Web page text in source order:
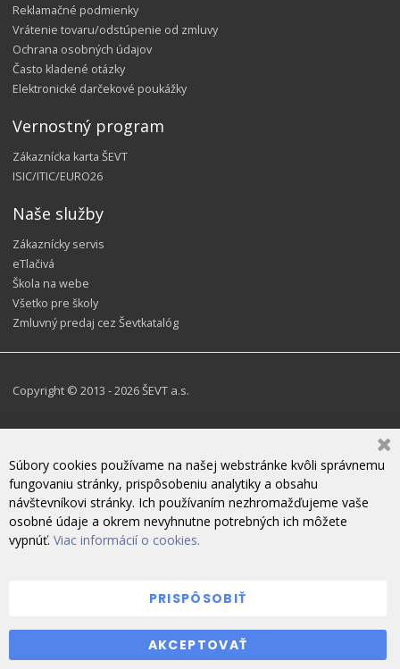
Reklamačné podmienky
Vrátenie tovaru/odstúpenie od zmluvy
Ochrana osobných údajov
Často kladené otázky
Elektronické darčekové poukážky
Vernostný program
Zákaznícka karta ŠEVT
ISIC/ITIC/EURO26
Naše služby
Zákaznícky servis
eTlačivá
Škola na webe
Všetko pre školy
Zmluvný predaj cez Ševtkatalóg
Copyright © 2013 - 2026 ŠEVT a.s.
ZANECHAJTE NÁM SPRÁVU
Súbory cookies používame na našej webstránke kvôli správnemu
fungovaniu stránky, prispôsobeniu analytiky a obsahu
návštevníkovi stránky. Ich používaním nezhromažďujeme vaše
osobné údaje a okrem nevyhnutne potrebných ich môžete
vypnúť. Viac informácií o cookies.
AKCEPTOVAŤ
PRISPÔSOBIŤ